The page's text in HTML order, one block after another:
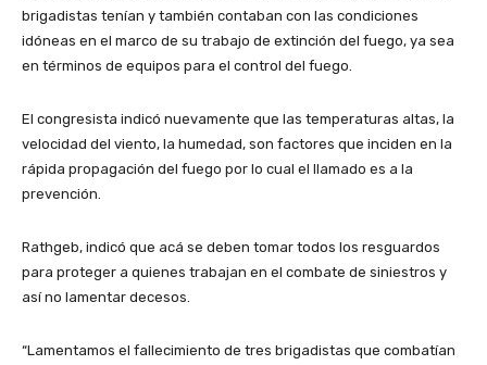
brigadistas tenían y también contaban con las condiciones
idóneas en el marco de su trabajo de extinción del fuego, ya sea
en términos de equipos para el control del fuego.
El congresista indicó nuevamente que las temperaturas altas, la
velocidad del viento, la humedad, son factores que inciden en la
rápida propagación del fuego por lo cual el llamado es a la
prevención.
Rathgeb, indicó que acá se deben tomar todos los resguardos
para proteger a quienes trabajan en el combate de siniestros y
así no lamentar decesos.
“Lamentamos el fallecimiento de tres brigadistas que combatían